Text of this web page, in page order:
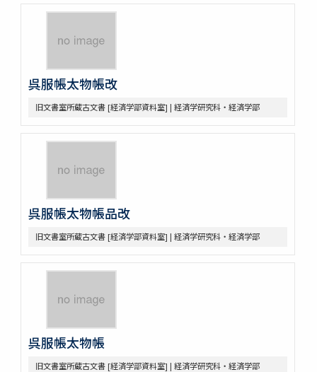
呉服帳太物帳改
旧文書室所蔵古文書 [経済学部資料室] | 経済学研究科・経済学部
呉服帳太物帳品改
旧文書室所蔵古文書 [経済学部資料室] | 経済学研究科・経済学部
呉服帳太物帳
旧文書室所蔵古文書 [経済学部資料室] | 経済学研究科・経済学部